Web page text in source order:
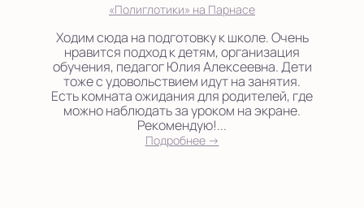
«Полиглотики» на Парнасе
Ходим сюда на подготовку к школе. Очень
нравится подход к детям, организация
обучения, педагог Юлия Алексеевна. Дети
тоже с удовольствием идут на занятия.
Есть комната ожидания для родителей, где
можно наблюдать за уроком на экране.
Рекомендую!...
Подробнее →